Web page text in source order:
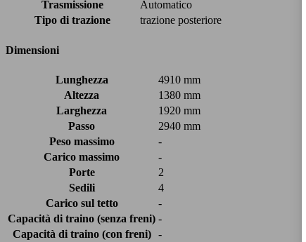
Trasmissione
Automatico
Tipo di trazione
trazione posteriore
Dimensioni
Lunghezza
4910 mm
Altezza
1380 mm
Larghezza
1920 mm
Passo
2940 mm
Peso massimo
-
Carico massimo
-
Porte
2
Sedili
4
Carico sul tetto
-
Capacità di traino (senza freni) -
Capacità di traino (con freni)
-